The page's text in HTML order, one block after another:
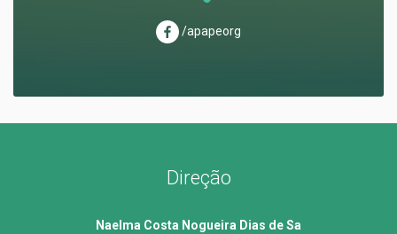
/apapeorg
Direção
Naelma Costa Nogueira Dias de Sa